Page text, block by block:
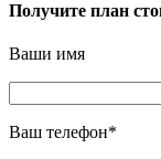
Получите план
Ваши имя
Ваш телефон*